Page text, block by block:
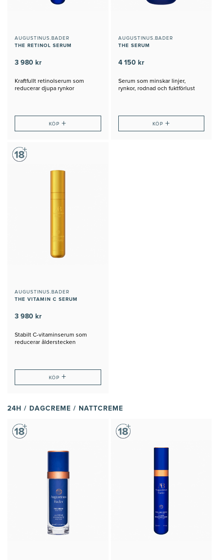
AUGUSTINUS.BADER
THE RETINOL SERUM
3 980 kr
Kraftfullt retinolserum som
reducerar djupa rynkor
KÖP+
AUGUSTINUS.BADER
THE SERUM
4 150 kr
Serum som minskar linjer,
rynkor, rodnad och fuktförlust
KÖP +
AUGUSTINUS.BADER
THE VITAMIN C SERUM
3 980 kr
Stabilt C-vitaminserum som
reducerar ålderstecken
KÖP+
24H / DAGCREME / NATTCREME